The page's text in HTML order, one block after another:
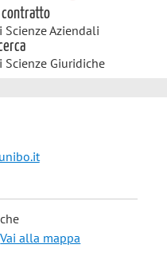
contratto
Aziendali
Giuridiche
Vai alla mappa